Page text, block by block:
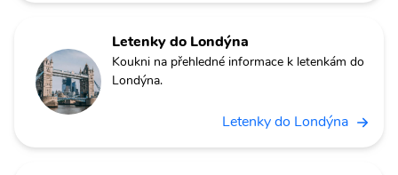
Letenky do Londýna
Koukni na přehledné informace k letenkám do
Londýna.
Letenky do Londýna